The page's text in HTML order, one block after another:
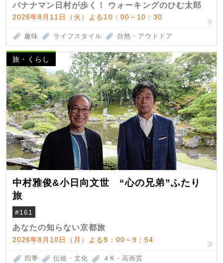
バナナマン日村が歩く！ ウォーキングのひむ太郎
2026年8月11日（火）よる10：00～10：30
趣味 ライフスタイル 自然・アウトドア
旅・くらし
中村雅俊&小日向文世 “心の兄弟”ふたり
旅
#161
あなたの知らない京都旅
2026年8月10日（月）よる9：00～9：54
四季 伝統・文化 ４K・高画質